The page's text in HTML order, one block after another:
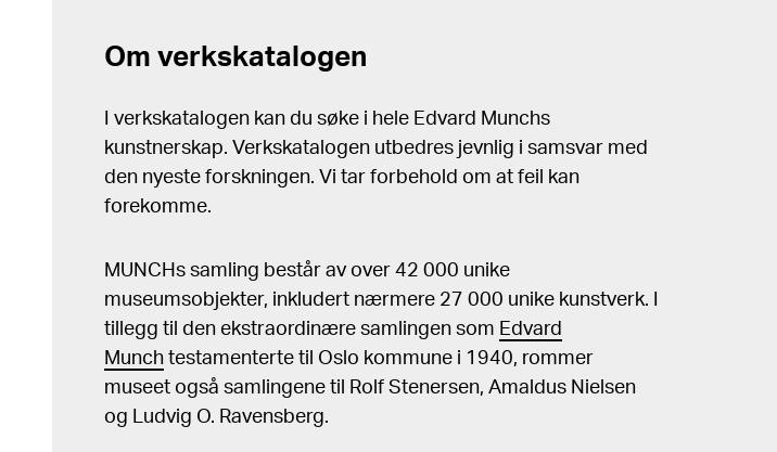
Om verkskatalogen
I verkskatalogen kan du søke i hele Edvard Munchs
kunstnerskap. Verkskatalogen utbedres jevnlig i samsvar med
den nyeste forskningen. Vi tar forbehold om at feil kan
forekomme.
MUNCHs samling består av over 42 000 unike
museumsobjekter, inkludert nærmere 27 000 unike kunstverk. I
tillegg til den ekstraordinære samlingen som Edvard
Munch testamenterte til Oslo kommune i 1940, rommer
museet også samlingene til Rolf Stenersen, Amaldus Nielsen
og Ludvig O. Ravensberg.